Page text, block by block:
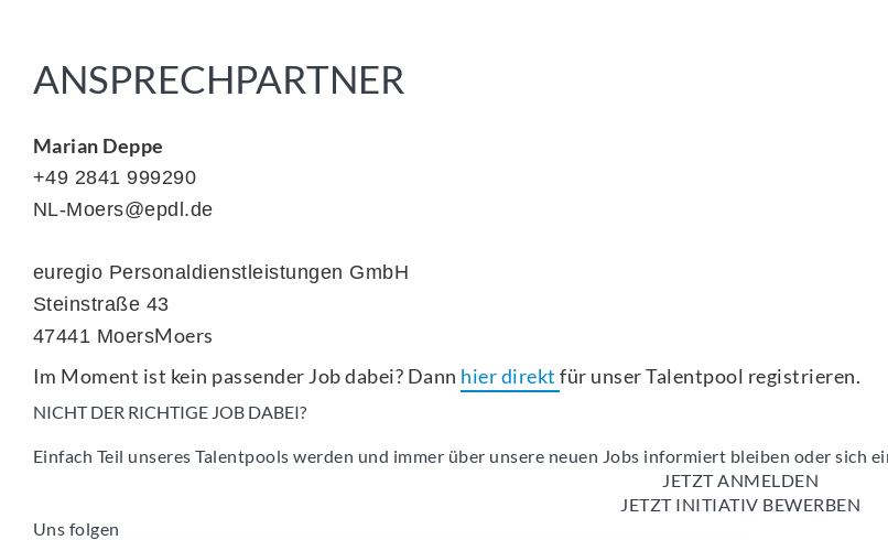
ANSPRECHPARTNER
Marian Deppe
+49 2841 999290
NL-Moers@epdl.de
euregio Personaldienstleistungen GmbH
Steinstraße 43
47441 MoersMoers
Im Moment ist kein passender Job dabei? Dann hier direktfür unser Talentpool registrieren.
NICHT DER RICHTIGE JOB DABEI?
Einfach Teil unseres Talentpools werden und immer über unsere neuen Jobs informiert bleiben oder sich
JETZT ANMELDEN
JETZT INITIATIV BEWERBEN
Uns folgen